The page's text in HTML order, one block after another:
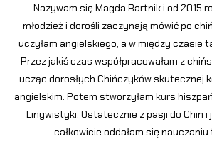
Nazywam się Magda Bartnik i od 2015
młodzież i dorośli zaczynają mówić po
uczyłam angielskiego, a w między czasie
Przez jakiś czas współpracowałam z
ucząc dorosłych Chińczyków skutecznej
angielskim. Potem stworzyłam kurs
Lingwistyki. Ostatecznie z pasji do Chin i
całkowicie oddałam się